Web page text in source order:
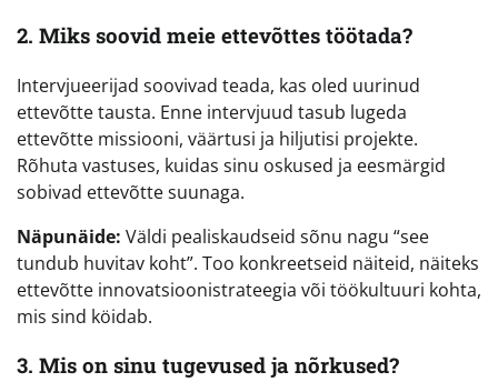
2. Miks soovid meie ettevõttes töötada?
Intervjueerijad soovivad teada, kas oled uurinud
ettevõtte tausta. Enne intervjuud tasub lugeda
ettevõtte missiooni, väärtusi ja hiljutisi projekte.
Rõhuta vastuses, kuidas sinu oskused ja eesmärgid
sobivad ettevõtte suunaga.
Näpunäide: Väldi pealiskaudseid sõnu nagu “see
tundub huvitav koht”. Too konkreetseid näiteid, näiteks
ettevõtte innovatsioonistrateegia või töökultuuri kohta,
mis sind köidab.
3. Mis on sinu tugevused ja nõrkused?